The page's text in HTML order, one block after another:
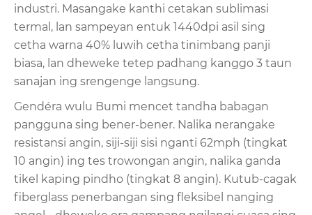
industri. Masangake kanthi cetakan sublimasi
termal, lan sampeyan entuk 1440dpi asil sing
cetha warna 40% luwih cetha tinimbang panji
biasa, lan dheweke tetep padhang kanggo 3 taun
sanajan ing srengenge langsung.
Gendéra wulu Bumi mencet tandha babagan
pangguna sing bener-bener. Nalika nerangake
resistansi angin, siji-siji sisi nganti 62mph (tingkat
10 angin) ing tes trowongan angin, nalika ganda
tikel kaping pindho (tingkat 8 angin). Kutub-cagak
fiberglass penerbangan sing fleksibel nanging